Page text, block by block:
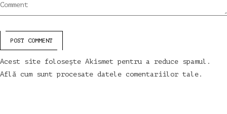
Comment
POST COMMENT
Acest site folosește Akismet pentru a reduce spamul.
Află cum sunt procesate datele comentariilor tale .